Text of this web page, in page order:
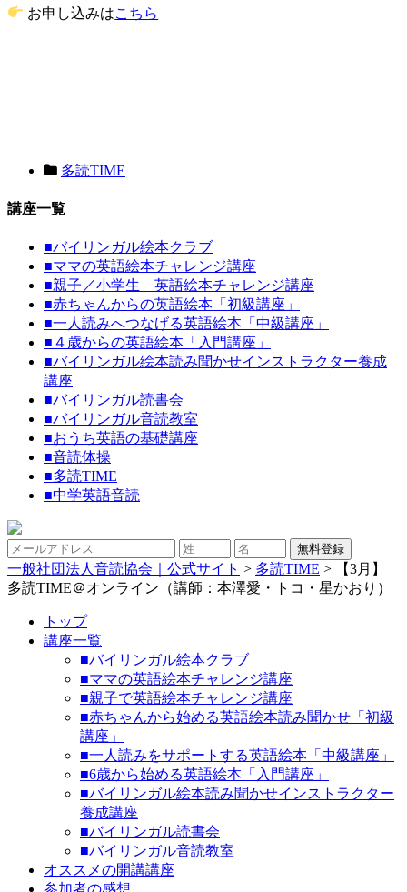
お申し込みはこちら
多読TIME
講座一覧
■バイリンガル絵本クラブ
■ママの英語絵本チャレンジ講座
■親子／小学生 英語絵本チャレンジ講座
■赤ちゃんからの英語絵本「初級講座」
■一人読みへつなげる英語絵本「中級講座」
■ ４歳からの英語絵本「入門講座」
■バイリンガル絵本読み聞かせインストラクター養成
講座
■バイリンガル読書会
■バイリンガル音読教室
■おうち英語の基礎講座
■音読体操
■多読TIME
■中学英語音読
一般社団法人音読協会｜公式サイト > 多読TIME >
【3月】
多読TIME＠オンライン（講師：本澤愛・トコ・星かおり）
トップ
講座一覧
■バイリンガル絵本クラブ
■ママの英語絵本チャレンジ講座
■親子で英語絵本チャレンジ講座
■赤ちゃんから始める英語絵本読み聞かせ「初級
講座」
■一人読みをサポートする英語絵本「中級講座」
■6歳から始める英語絵本「入門講座」
■バイリンガル絵本読み聞かせインストラクター
養成講座
■バイリンガル読書会
■バイリンガル音読教室
オススメの開講講座